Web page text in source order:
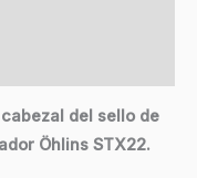
del sello de
Öhlins STX22.